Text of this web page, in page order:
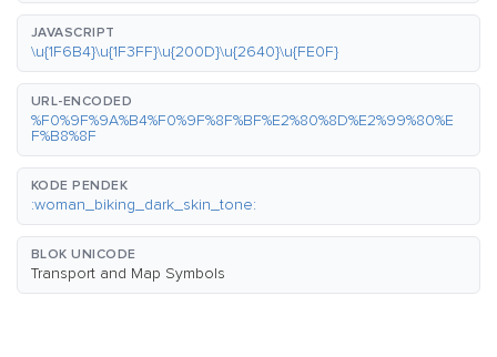
JAVASCRIPT
\u{1F6B4}\u{1F3FF}\u{200D}\u{2640}\u{FE0F}
URL-ENCODED
%F0%9F%9A%B4%F0%9F%8F%BF%E2%80%8D%E2%99%80%E
F%B8%8F
KODE PENDEK
:woman_biking_dark_skin_tone:
BLOK UNICODE
Transport and Map Symbols